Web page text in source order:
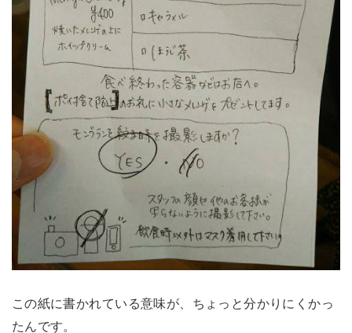
この紙に書かれている意味が、ちょっと分かりにくかっ
たんです。